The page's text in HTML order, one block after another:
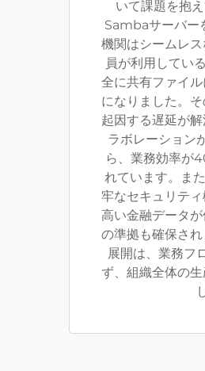
いて課題を抱
Sambaサーバー
機関はシームレ
員が利用してい
全に共有ファイ
になりました。
起因する遅延が
ラボレーション
ら、業務効率が
れています。ま
牢なセキュリテ
高い金融データ
の準拠も確保さ
展開は、業務フ
ず、組織全体の